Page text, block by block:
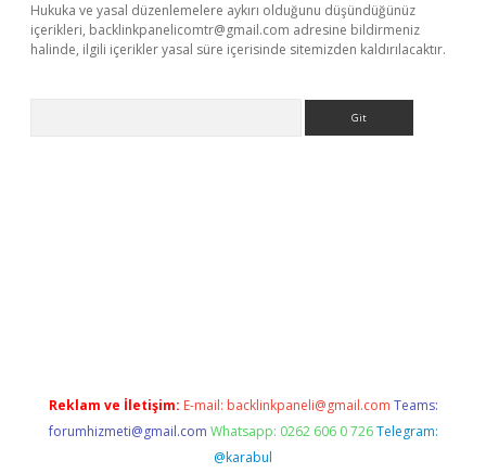
Hukuka ve yasal düzenlemelere aykırı olduğunu düşündüğünüz
içerikleri, backlinkpanelicomtr@gmail.com adresine bildirmeniz
halinde, ilgili içerikler yasal süre içerisinde sitemizden kaldırılacaktır.
Reklam ve İletişim: E-mail: backlinkpaneli@gmail.com Teams:
forumhizmeti@gmail.com Whatsapp: 0262 606 0 726 Telegram:
@karabul